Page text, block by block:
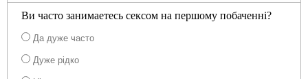
Ви часто занимаетесь сексом на першому побаченні?
Да дуже часто
Дуже рідко